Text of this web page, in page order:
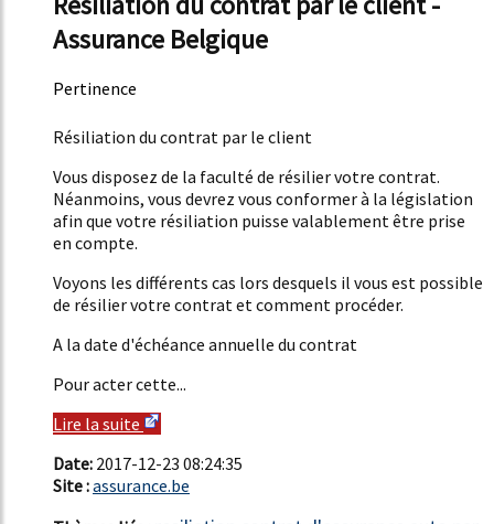
Assurance Belgique
Pertinence
Résiliation du contrat par le client
Vous disposez de la faculté de résilier votre contrat.
Néanmoins, vous devrez vous conformer à la législation
afin que votre résiliation puisse valablement être prise
en compte.
Voyons les différents cas lors desquels il vous est possible
de résilier votre contrat et comment procéder.
A la date d'échéance annuelle du contrat
Pour acter cette...
Lire la suite
Date: 2017-12-23 08:24:35
Site :assurance.be